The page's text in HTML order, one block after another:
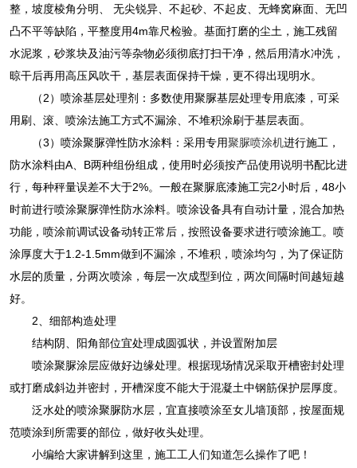
整，坡度棱角分明、 无尖锐异、不起砂、不起皮、无蜂窝麻面、无凹
凸不平等缺陷，平整度用4m靠尺检验。基面打磨的尘土，施工残留
水泥浆，砂浆块及油污等杂物必须彻底打扫干净，然后用清水冲洗，
晾干后再用高压风吹干，基层表面保持干燥，更不得出现明水。
（2）喷涂基层处理剂：多数使用聚脲基层处理专用底漆，可采
用刷、滚、喷涂法施工方式不漏涂、不堆积涂刷于基层表面。
（3）喷涂聚脲弹性防水涂料：采用专用聚脲喷涂机进行施工，
防水涂料由A、B两种组份组成，使用时必须按产品使用说明书配比进
行，每种秤量误差不大于2%。一般在聚脲底漆施工完2小时后，48小
时前进行喷涂聚脲弹性防水涂料。喷涂设备具有自动计量，混合加热
功能，喷涂前调试设备动转正常后，按照设备要求进行喷涂施工。喷
涂厚度大于1.2-1.5mm做到不漏涂，不堆积，喷涂均匀，为了保证防
水层的质量，分两次喷涂，每层一次成型到位，两次间隔时间越短越
好。
2、细部构造处理
结构阴、阳角部位宜处理成圆弧状，并设置附加层
喷涂聚脲涂层应做好边缘处理。根据现场情况采取开槽密封处理
或打磨成斜边并密封，开槽深度不能大于混凝土中钢筋保护层厚度。
泛水处的喷涂聚脲防水层，宜直接喷涂至女儿墙顶部，按屋面规
范喷涂到所需要的部位，做好收头处理。
小编给大家讲解到这里，施工工人们知道怎么操作了吧！